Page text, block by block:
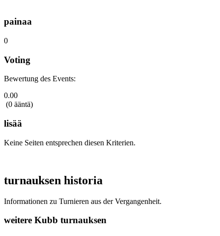
painaa
0
Voting
Bewertung des Events:
0.00
(0 ääntä)
lisää
Keine Seiten entsprechen diesen Kriterien.
turnauksen historia
Informationen zu Turnieren aus der Vergangenheit.
weitere Kubb turnauksen